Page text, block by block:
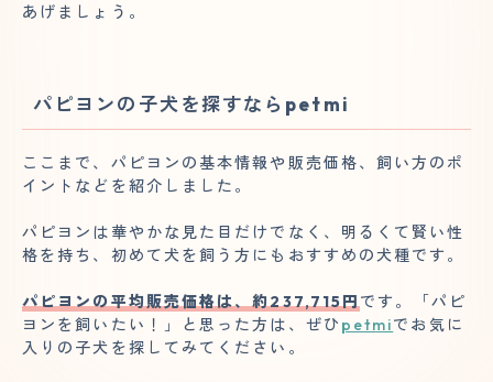
あげましょう。
パピヨンの子犬を探すならpetmi
ここまで、パピヨンの基本情報や販売価格、飼い方のポ
イントなどを紹介しました。
パピヨンは華やかな見た目だけでなく、明るくて賢い性
格を持ち、初めて犬を飼う方にもおすすめの犬種です。
パピヨンの平均販売価格は、約237,715円 です。「パピ
ヨンを飼いたい！」と思った方は、ぜひ petmiでお気に
入りの子犬を探してみてください。